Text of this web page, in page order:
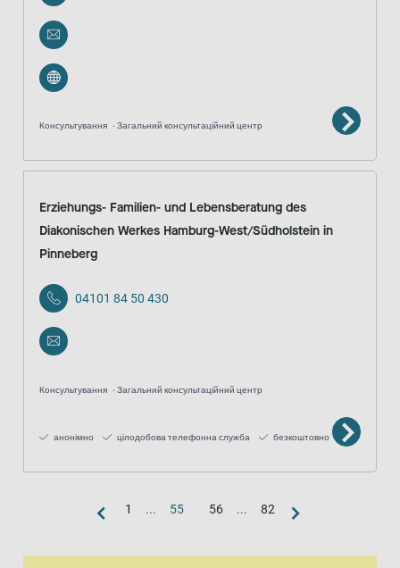
Консультування Загальний консультаційний центр
Erziehungs- Familien- und Lebensberatung des
Diakonischen Werkes Hamburg-West/Südholstein in
Pinneberg
04101 84 50 430
Консультування Загальний консультаційний центр
анонімно цілодобова телефонна служба безкоштовно
1 ... 55 56 ... 82
Вигляд «карта»